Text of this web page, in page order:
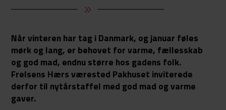
Når vinteren har tag i Danmark, og januar føles
mørk og lang, er behovet for varme, fællesskab
og god mad, endnu større hos gadens folk.
Frelsens Hærs værested Pakhuset inviterede
derfor til nytårstaffel med god mad og varme
gaver.